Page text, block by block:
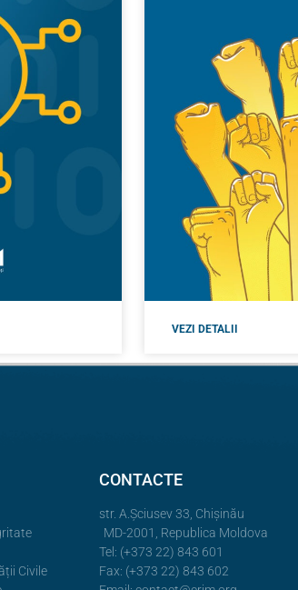
VEZI DETALII
Civile
CONTACTE
str. A.Şciusev 33, Chișinău
MD-2001, Republica Moldova
Tel: (+373 22) 843 601
Fax: (+373 22) 843 602